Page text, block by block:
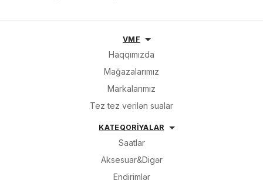
VMF
Haqqımızda
Mağazalarımız
Markalarımız
Tez tez verilən sualar
KATEQORİYALAR
Saatlar
Aksesuar&Digər
Endirimlər